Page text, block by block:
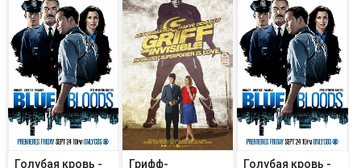
Голубая кровь - Грифф- Голубая кровь -